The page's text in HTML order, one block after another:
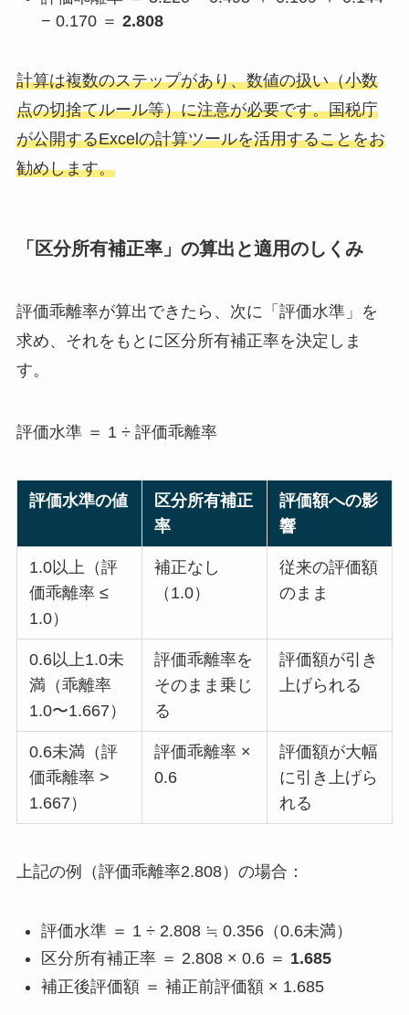
− 0.170 ＝ 2.808
計算は複数のステップがあり、数値の扱い（小数
点の切捨てルール等）に注意が必要です。国税庁
が公開するExcelの計算ツールを活用することをお
勧めします。
「区分所有補正率」の算出と適用のしくみ
評価乖離率が算出できたら、次に「評価水準」を
求め、それをもとに区分所有補正率を決定しま
す。
評価水準 ＝ 1 ÷ 評価乖離率
評価水準の値
区分所有補正
率
評価額への影
響
1.0以上（評
価乖離率 ≤
1.0）
補正なし
（1.0）
従来の評価額
のまま
0.6以上1.0未
満（乖離率
1.0〜1.667）
評価乖離率を
そのまま乗じ
る
評価額が引き
上げられる
0.6未満（評
価乖離率 >
1.667）
評価乖離率 ×
0.6
評価額が大幅
に引き上げら
れる
上記の例（評価乖離率2.808）の場合：
評価水準 ＝ 1 ÷ 2.808 ≒ 0.356（0.6未満）
区分所有補正率 ＝ 2.808 × 0.6 ＝ 1.685
補正後評価額 ＝ 補正前評価額 × 1.685